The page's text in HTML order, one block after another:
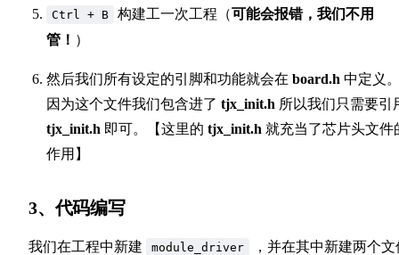
Ctrl + B 构建工一次工程（可能会报错，我们不用
管！ ）
然后我们所有设定的引脚和功能就会在 board.h 中定义
因为这个文件我们包含进了 tjx_init.h 所以我们只需要引
tjx_init.h 即可。【这里的 tjx_init.h 就充当了芯片头文件
作用】
3、代码编写
我们在工程中新建 module_driver ，并在其中新建两个文